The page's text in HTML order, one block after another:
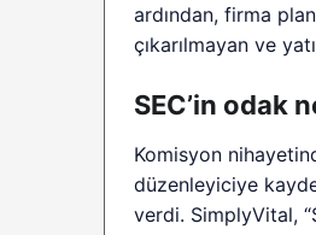
ardından, firma
çıkarılmayan ve
SEC’in odak
Komisyon
düzenleyiciye
verdi. SimplyVital,